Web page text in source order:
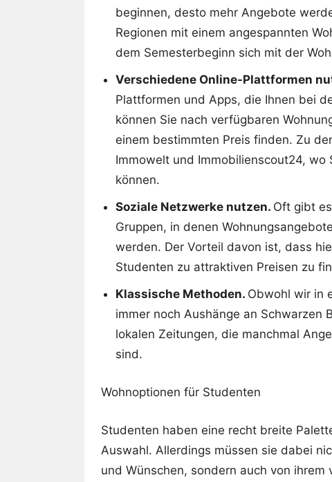
beginnen, desto mehr Angebote
Regionen mit einem angespannten
dem Semesterbeginn sich mit der
Verschiedene Online-Plattformen
Plattformen und Apps, die Ihnen bei
können Sie nach verfügbaren
einem bestimmten Preis finden. Zu
Immowelt und Immobilienscout24,
können.
Soziale Netzwerke nutzen. Oft gibt
Gruppen, in denen
werden. Der Vorteil davon ist, dass
Studenten zu attraktiven Preisen zu
Klassische Methoden. Obwohl wir in
immer noch Aushänge an Schwarzen
lokalen Zeitungen, die manchmal
sind.
Wohnoptionen für Studenten
Studenten haben eine recht breite
Auswahl. Allerdings müssen sie dabei
und Wünschen, sondern auch von